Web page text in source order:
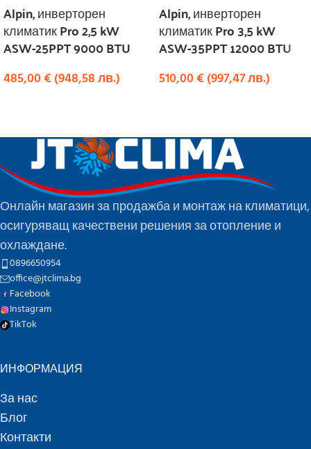
Alpin, инверторен
климатик Pro 2,5 kW
ASW-25PPT 9000 BTU
485,00€(948,58лв.)
Alpin, инверторен
климатик Pro 3,5 kW
ASW-35PPT 12000 BTU
510,00€(997,47лв.)
Онлайн магазин за продажба и монтаж на климатици,
осигуряващ качествени решения за отопление и
охлаждане.
0896650954
office@jtclima.bg
Facebook
Instagram
TikTok
ИНФОРМАЦИЯ
За нас
Блог
Контакти